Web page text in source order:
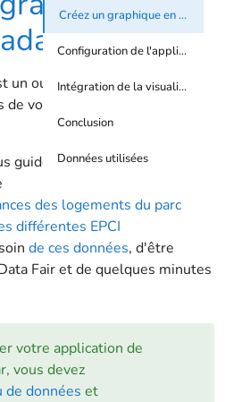
Créez un graphique en radar
Configuration de l'application
Intégration de la visualisation sur votre site
Conclusion
Données utilisées
un outil qui vous permet de
votre ensemble de données
guidons pour configurer un
des logements du parc
différentes EPCI
de ces données, d'être
Fair et de quelques minutes
votre application de
vous devez
données et